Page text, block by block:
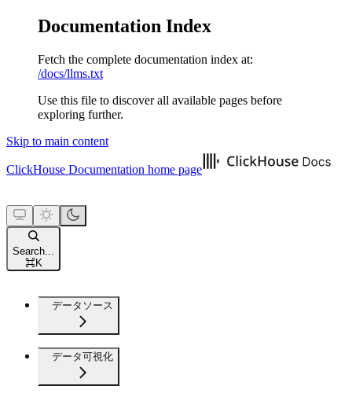
Documentation Index
Fetch the complete documentation index at:
/docs/llms.txt
Use this file to discover all available pages before
exploring further.
Skip to main content
ClickHouse Documentation home page
Search...
⌘K
データソース
データ可視化